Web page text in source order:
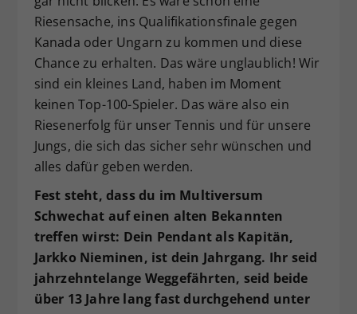
Riesensache, ins Qualifikationsfinale gegen
Kanada oder Ungarn zu kommen und diese
Chance zu erhalten. Das wäre unglaublich! Wir
sind ein kleines Land, haben im Moment
keinen Top-100-Spieler. Das wäre also ein
Riesenerfolg für unser Tennis und für unsere
Jungs, die sich das sicher sehr wünschen und
alles dafür geben werden.
Fest steht, dass du im Multiversum
Schwechat auf einen alten Bekannten
treffen wirst: Dein Pendant als Kapitän,
Jarkko Nieminen, ist dein Jahrgang. Ihr seid
jahrzehntelange Weggefährten, seid beide
über 13 Jahre lang fast durchgehend unter